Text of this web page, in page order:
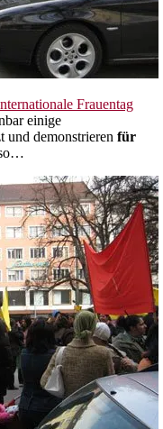
Frauentag
einige
und demonstrieren für